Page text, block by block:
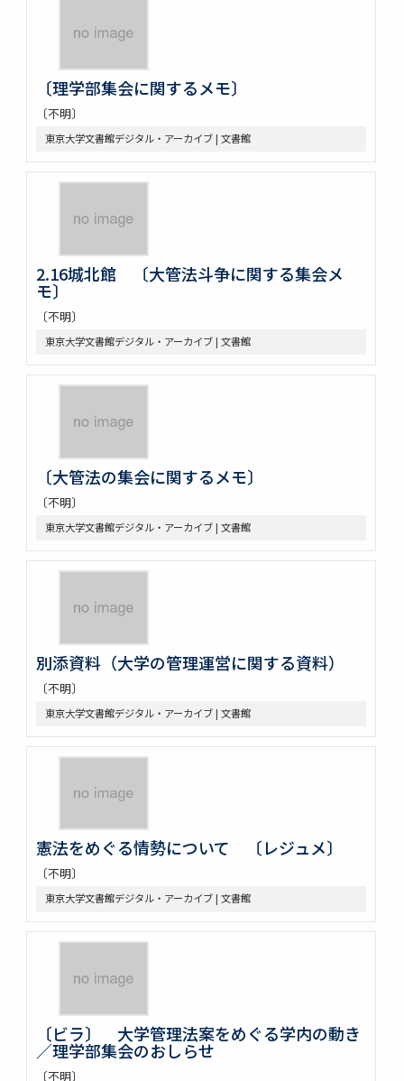
〔理学部集会に関するメモ〕
〔不明〕
東京大学文書館デジタル・アーカイブ | 文書館
2.16城北館 〔大管法斗争に関する集会メ
モ〕
〔不明〕
東京大学文書館デジタル・アーカイブ | 文書館
〔大管法の集会に関するメモ〕
〔不明〕
東京大学文書館デジタル・アーカイブ | 文書館
別添資料（大学の管理運営に関する資料）
〔不明〕
東京大学文書館デジタル・アーカイブ | 文書館
憲法をめぐる情勢について 〔レジュメ〕
〔不明〕
東京大学文書館デジタル・アーカイブ | 文書館
〔ビラ〕 大学管理法案をめぐる学内の動き
／理学部集会のおしらせ
〔不明〕